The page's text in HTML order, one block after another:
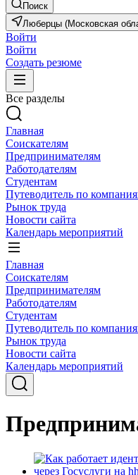
Поиск
Люберцы (Московская
Войти
Войти
Создать резюме
Все разделы
Главная
Соискателям
Предпринимателям
Работодателям
Студентам
Путеводитель по
Рынок труда
Новости сайта
Календарь мероприятий
Главная
Соискателям
Предпринимателям
Работодателям
Студентам
Путеводитель по
Рынок труда
Новости сайта
Календарь мероприятий